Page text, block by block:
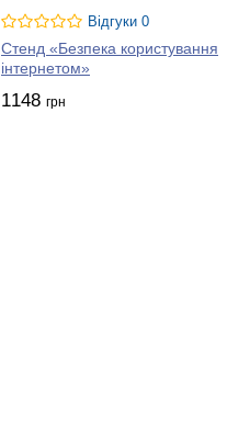
Відгуки 0
Стенд «Безпека користування
інтернетом»
1148 грн